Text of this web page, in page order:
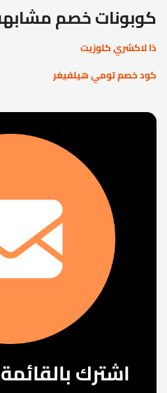
كوبونات خصم
ذا لاكشري كلوزيت
كود خصم تومي هيلفيغر
اشترك بالقائمة